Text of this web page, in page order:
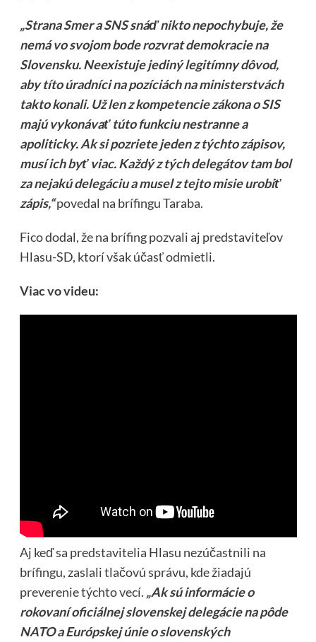
„Strana Smer a SNS snáď nikto nepochybuje, že
nemá vo svojom bode rozvrat demokracie na
Slovensku. Neexistuje jediný legitímny dôvod,
aby títo úradníci na pozíciách na ministerstvách
takto konali. Už len z kompetencie zákona o SIS
majú vykonávať túto funkciu nestranne a
apoliticky. Ak si pozriete jeden z týchto zápisov,
musí ich byť viac. Každý z tých delegátov tam bol
za nejakú delegáciu a musel z tejto misie urobiť
zápis,“povedal na brífingu Taraba.
Fico dodal, že na brífing pozvali aj predstaviteľov
Hlasu-SD, ktorí však účasť odmietli.
Viac vo videu:
Aj keď sa predstavitelia Hlasu nezúčastnili na
brífingu, zaslali tlačovú správu, kde žiadajú
preverenie týchto vecí. „Ak sú informácie o
rokovaní oficiálnej slovenskej delegácie na pôde
NATO a Európskej únie o slovenských